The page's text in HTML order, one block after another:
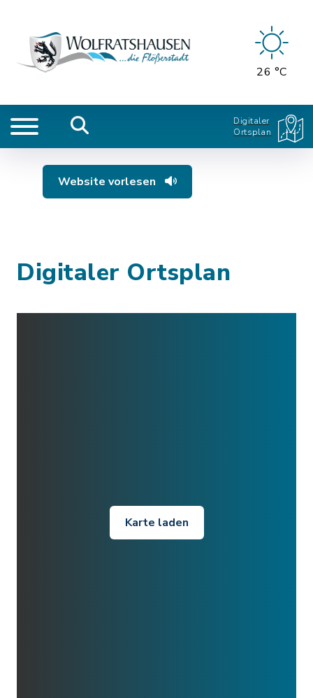
26 °C
Digitaler
Ortsplan
Website vorlesen
Digitaler Ortsplan
Karte laden